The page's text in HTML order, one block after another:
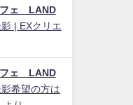
フェ LAND
| EXクリエ
フェ LAND
希望の方は